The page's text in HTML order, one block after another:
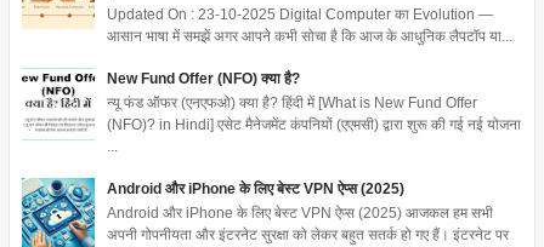
Updated On : 23-10-2025 Digital Computer का Evolution —
आसान भाषा में समझें अगर आपने कभी सोचा है कि आज के आधुनिक लैपटॉप या...
New Fund Offer (NFO) क्या है?
न्यू फंड ऑफर (एनएफओ) क्या है? हिंदी में [What is New Fund Offer
(NFO)? in Hindi] एसेट मैनेजमेंट कंपनियों (एएमसी) द्वारा शुरू की गई नई योजना
...
Android और iPhone के लिए बेस्ट VPN ऐप्स (2025)
Android और iPhone के लिए बेस्ट VPN ऐप्स (2025) आजकल हम सभी
अपनी गोपनीयता और इंटरनेट सुरक्षा को लेकर बहुत सतर्क हो गए हैं। इंटरनेट पर